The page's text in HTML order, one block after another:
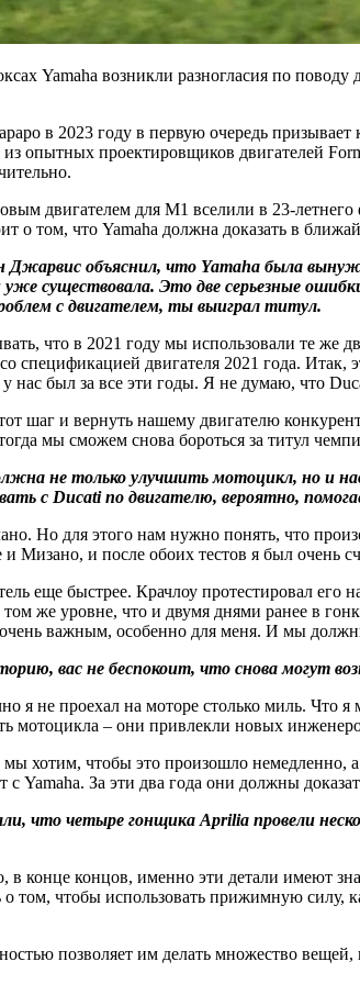
Yamaha возникли разногласия по
в 2023 году в первую очередь
из опытных проектировщиков двигателей
двигателем для M1 вселили в 23-
о том, что Yamaha должна доказать в
Джарвис объяснил, что Yamaha была
уже существовала. Это две серьезные
с двигателем, ты выиграл титул.
что в 2021 году мы использовали те же
спецификацией двигателя 2021 года.
нас был за все эти годы. Я не думаю, что
шаг и вернуть нашему двигателю
мы сможем снова бороться за титул
не только улучшить мотоцикл, но и
с Ducati по двигателю, вероятно,
Но для этого нам нужно понять, что
и Мизано, и после обоих тестов я был
еще быстрее. Крачлоу протестировал
же уровне, что и двумя днями ранее в
важным, особенно для меня. И мы
вас не беспокоит, что снова могут
я не проехал на моторе столько миль. Что
мотоцикла – они привлекли новых
мы хотим, чтобы это произошло немедленно,
с Yamaha. За эти два года они должны
что четыре гонщика Aprilia провели
конце концов, именно эти детали имеют
том, чтобы использовать прижимную силу,
позволяет им делать множество